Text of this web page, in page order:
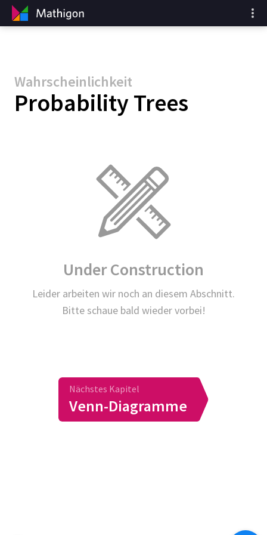
Wahrscheinlichkeit
Probability Trees
Under Construction
Leider arbeiten wir noch an diesem Abschnitt.
Bitte schaue bald wieder vorbei!
Nächstes Kapitel
Venn-Diagramme